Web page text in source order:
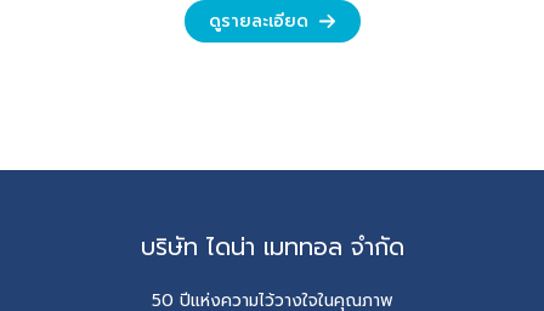
ดูรายละเอียด
บริษัท ไดน่า เมททอล จำกัด
50 ปีแห่งความไว้วางใจในคุณภาพ